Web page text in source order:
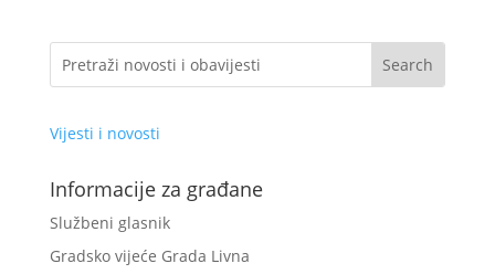
Vijesti i novosti
Informacije za građane
Službeni glasnik
Gradsko vijeće Grada Livna